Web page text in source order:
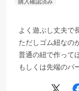
よく遊ぶし丈夫で
ただしゴム紐なの
普通の紐で作って
もしくは先端のパ